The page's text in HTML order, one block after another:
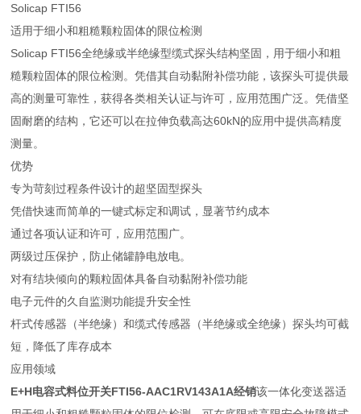
Solicap FTI56
适用于细小和粗糙颗粒固体的限位检测
Solicap FTI56全绝缘或半绝缘型缆式探头结构坚固，用于细小和粗
糙颗粒固体的限位检测。凭借其自动黏附补偿功能，该探头可提供最
高的测量可靠性，获得各类相关认证与许可，应用范围广泛。凭借坚
固耐磨的结构，它还可以在拉伸负载高达60kN的应用中提供高精度
测量。
优势
专为苛刻过程条件设计的超坚固型探头
凭借快速而简单的一键式标定和调试，显著节约成本
通过各项认证和许可，应用范围广。
两级过压保护，防止储罐静电放电。
对有结块倾向的颗粒固体具备自动黏附补偿功能
电子元件的久自监测功能提升安全性
杆式传感器（半绝缘）和缆式传感器（半绝缘或全绝缘）探头均可截
短，降低了库存成本
应用领域
E+H电容式料位开关FTI56-AAC1RV143A1A经销该一体化变送器适